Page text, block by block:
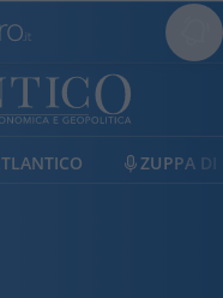
ZUPPA DI PORRO